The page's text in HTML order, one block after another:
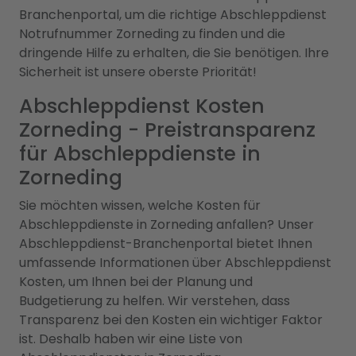
Branchenportal, um die richtige Abschleppdienst
Notrufnummer Zorneding zu finden und die
dringende Hilfe zu erhalten, die Sie benötigen. Ihre
Sicherheit ist unsere oberste Priorität!
Abschleppdienst Kosten
Zorneding - Preistransparenz
für Abschleppdienste in
Zorneding
Sie möchten wissen, welche Kosten für
Abschleppdienste in Zorneding anfallen? Unser
Abschleppdienst-Branchenportal bietet Ihnen
umfassende Informationen über Abschleppdienst
Kosten, um Ihnen bei der Planung und
Budgetierung zu helfen. Wir verstehen, dass
Transparenz bei den Kosten ein wichtiger Faktor
ist. Deshalb haben wir eine Liste von